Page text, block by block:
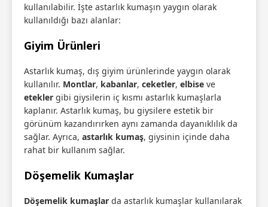
kullanılabilir. İşte astarlık kumaşın yaygın olarak
kullanıldığı bazı alanlar:
Giyim Ürünleri
Astarlık kumaş, dış giyim ürünlerinde yaygın olarak
kullanılır. Montlar, kabanlar, ceketler, elbise ve
etekler gibi giysilerin iç kısmı astarlık kumaşlarla
kaplanır. Astarlık kumaş, bu giysilere estetik bir
görünüm kazandırırken aynı zamanda dayanıklılık da
sağlar. Ayrıca, astarlık kumaş, giysinin içinde daha
rahat bir kullanım sağlar.
Döşemelik Kumaşlar
Döşemelik kumaşlar da astarlık kumaşlar kullanılarak